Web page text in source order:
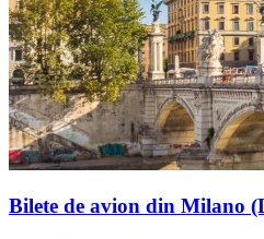
Bilete de avion din Milano